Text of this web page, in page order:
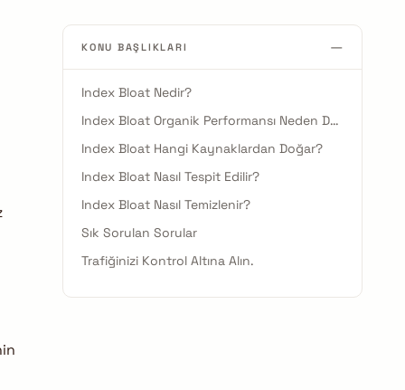
KONU BAŞLIKLARI —
Index Bloat Nedir?
Index Bloat Organik Performansı Neden Düşürür?
Index Bloat Hangi Kaynaklardan Doğar?
Index Bloat Nasıl Tespit Edilir?
Index Bloat Nasıl Temizlenir?
Sık Sorulan Sorular
Trafiğinizi Kontrol Altına Alın.